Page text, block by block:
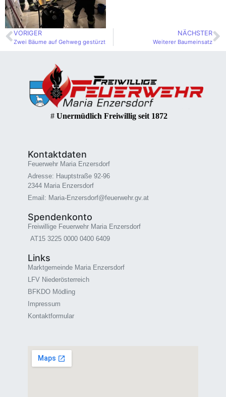
VORIGER
Zwei Bäume auf Gehweg gestürzt
NÄCHSTER
Weiterer Baumeinsatz
# Unermüdlich Freiwillig seit 1872
Kontaktdaten
Feuerwehr Maria Enzersdorf
Adresse: Hauptstraße 92-96
2344 Maria Enzersdorf
Email: Maria-Enzersdorf@feuerwehr.gv.at
Spendenkonto
Freiwillige Feuerwehr Maria Enzersdorf
AT15 3225 0000 0400 6409
Links
Marktgemeinde Maria Enzersdorf
LFV Niederösterreich
BFKDO Mödling
Impressum
Kontaktformular